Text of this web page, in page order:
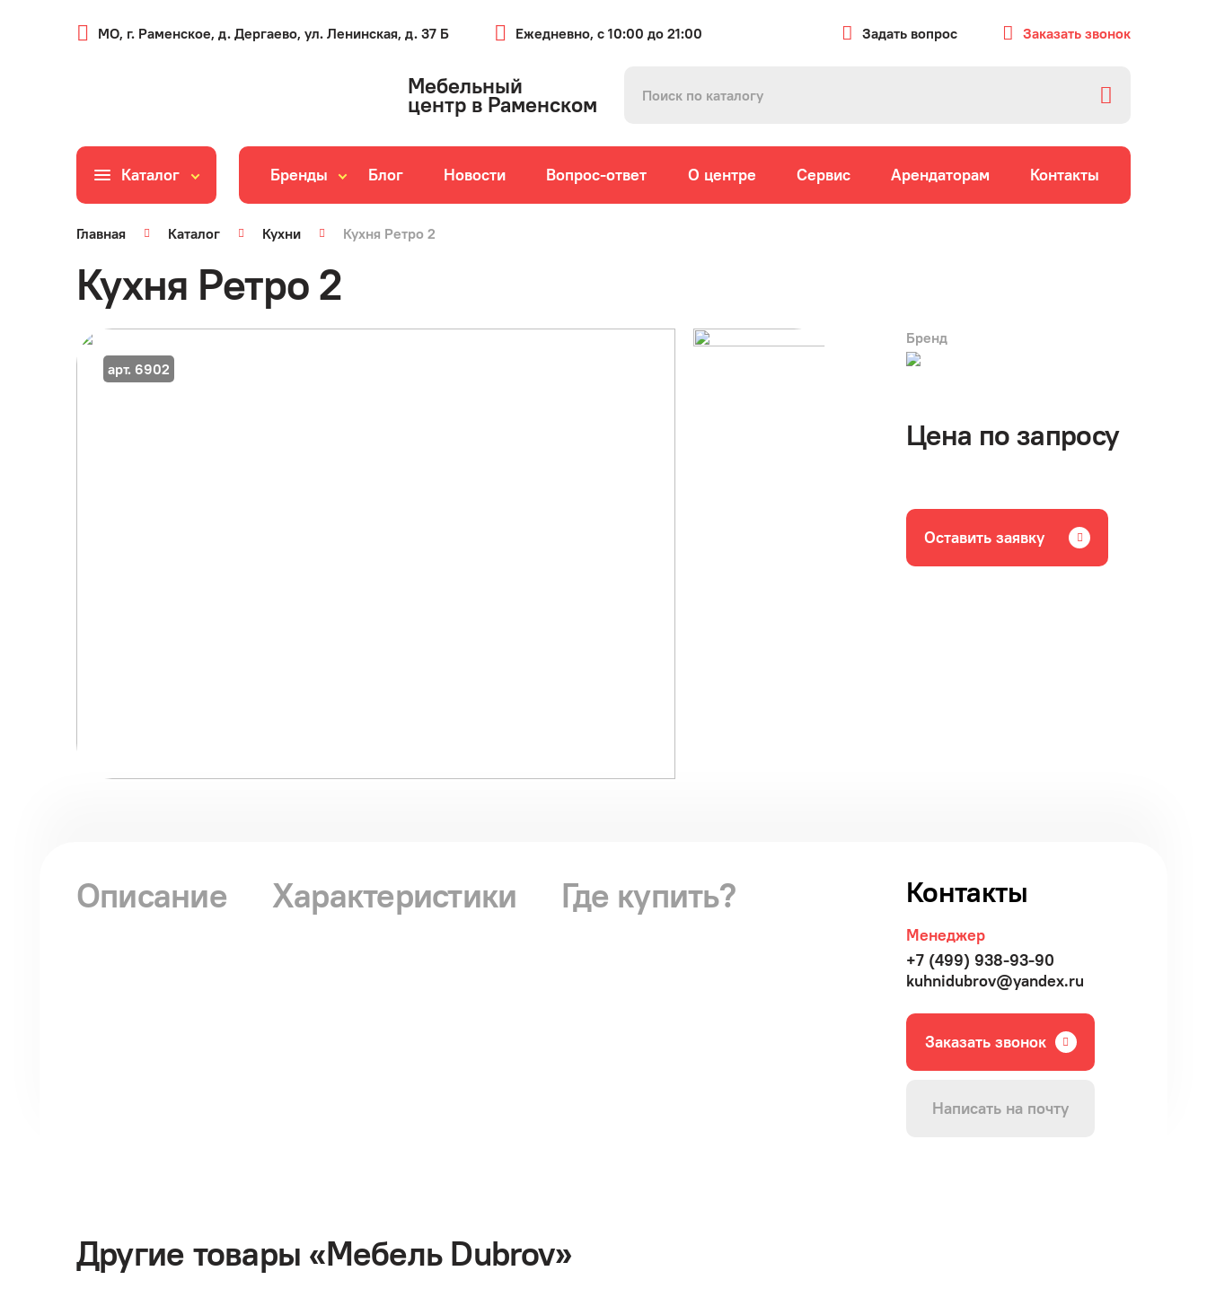
МО, г. Раменское, д. Дергаево, ул. Ленинская, д. 37 Б Ежедневно, с 10:00 до 21:00 Задать вопрос Заказать звонок
Мебельный
центр в Раменском
Каталог Бренды Блог Новости Вопрос-ответ О центре Сервис Арендаторам Контакты
Главная Каталог Кухни Кухня Ретро 2
Кухня Ретро 2
арт. 6902
Бренд
Цена по запросу
Оставить заявку
Описание Характеристики Где купить? Контакты
Менеджер
+7 (499) 938-93-90
kuhnidubrov@yandex.ru
Заказать звонок
Написать на почту
Другие товары «Мебель Dubrov»